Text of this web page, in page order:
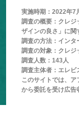
実施時期：2022年7
調査の概要：クレジ
ザインの良さ」に関
調査の方法：インタ
調査の対象：クレジ
調査人数：143人
調査主体者：エレビ
このサイトでは、
から委託を受け広告